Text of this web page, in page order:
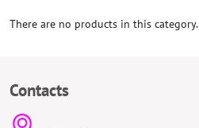
There are no products in this category.
Contacts